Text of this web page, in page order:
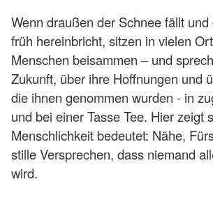
Wenn draußen der Schnee fällt
früh hereinbricht, sitzen in vielen
Menschen beisammen – und
Zukunft, über ihre Hoffnungen und
die ihnen genommen wurden - in
und bei einer Tasse Tee. Hier zeigt
Menschlichkeit bedeutet: Nähe,
stille Versprechen, dass niemand
wird.